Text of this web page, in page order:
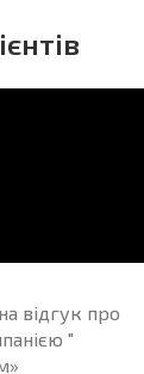
відгук про
"